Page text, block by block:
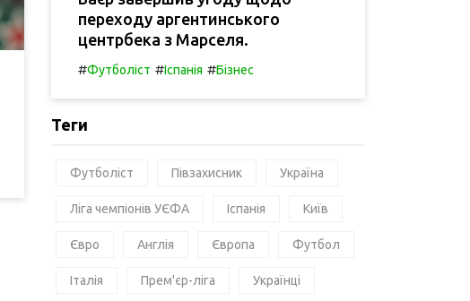
переходу аргентинського
центрбека з Марселя.
#Футболіст #Іспанія #Бізнес
Теги
Футболіст Півзахисник Україна
Ліга чемпіонів УЄФА Іспанія Київ
Євро Англія Європа Футбол
Італія Прем'єр-ліга Українці